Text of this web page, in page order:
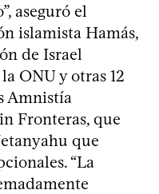
aseguró el
islamista Hamás,
de Israel
ONU y otras 12
Amnistía
Fronteras, que
que
“La